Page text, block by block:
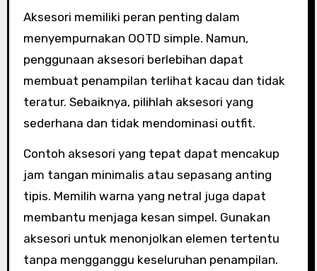
Aksesori memiliki peran penting dalam
menyempurnakan OOTD simple. Namun,
penggunaan aksesori berlebihan dapat
membuat penampilan terlihat kacau dan tidak
teratur. Sebaiknya, pilihlah aksesori yang
sederhana dan tidak mendominasi outfit.
Contoh aksesori yang tepat dapat mencakup
jam tangan minimalis atau sepasang anting
tipis. Memilih warna yang netral juga dapat
membantu menjaga kesan simpel. Gunakan
aksesori untuk menonjolkan elemen tertentu
tanpa mengganggu keseluruhan penampilan.